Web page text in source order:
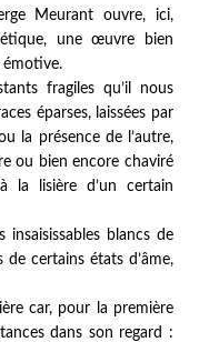
Meurant ouvre, ici,
une œuvre bien
émotive.
fragiles qu’il nous
éparses, laissées par
la présence de l’autre,
ou bien encore chaviré
la lisière d’un certain
blancs de
de certains états d’âme,
car, pour la première
dans son regard :